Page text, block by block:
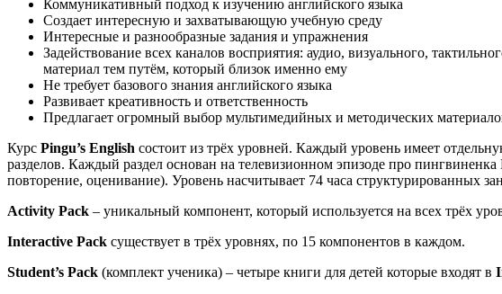
Коммуникативный подход к изучению английского языка
Создает интересную и захватывающую учебную среду
Интересные и разнообразные задания и упражнения
Задействование всех каналов восприятия: аудио, визуального,
материал тем путём, который близок именно ему
Не требует базового знания английского языка
Развивает креативность и ответственность
Предлагает огромный выбор мультимедийных и методических
Курс Pingu’s English состоит из трёх уровней. Каждый уровень имеет
разделов. Каждый раздел основан на телевизионном эпизоде про
повторение, оценивание). Уровень насчитывает 74 часа структурированных
Activity Pack – уникальный компонент, который используется на всех трёх
Interactive Pack существует в трёх уровнях, по 15 компонентов в каждом.
Student’s Pack (комплект ученика) – четыре книги для детей которые входят в